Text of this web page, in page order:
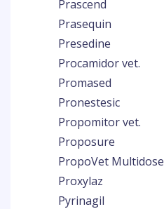
Prascend
Prasequin
Presedine
Procamidor vet.
Promased
Pronestesic
Propomitor vet.
Proposure
PropoVet Multidose
Proxylaz
Pyrinagil